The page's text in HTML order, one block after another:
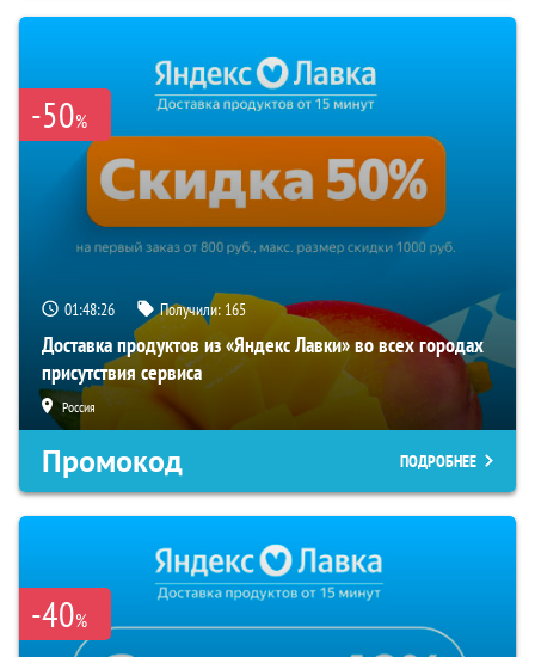
-50%
01:48:26 Получили: 165
Доставка продуктов из «Яндекс Лавки» во всех городах
присутствия сервиса
Россия
Промокод ПОДРОБНЕЕ
-40%